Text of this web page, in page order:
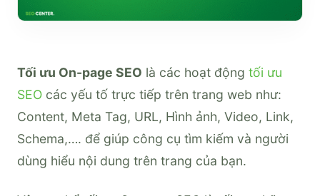
Tối ưu On-page SEO là các hoạt động tối ưu
SEO các yếu tố trực tiếp trên trang web như:
Content, Meta Tag, URL, Hình ảnh, Video, Link,
Schema,…. để giúp công cụ tìm kiếm và người
dùng hiểu nội dung trên trang của bạn.